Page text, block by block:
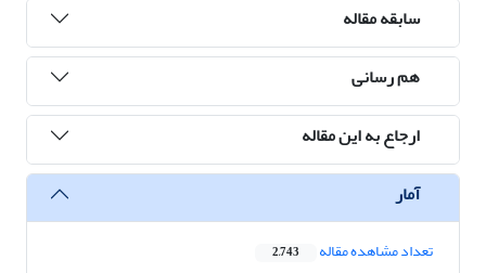
سابقه مقاله
هم رسانی
ارجاع به این مقاله
آمار
تعداد مشاهده مقاله 2,743